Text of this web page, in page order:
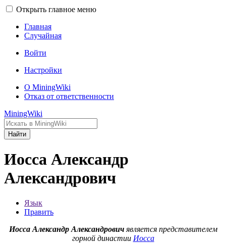
Открыть главное меню
Главная
Случайная
Войти
Настройки
О MiningWiki
Отказ от ответственности
MiningWiki
Найти
Иосса Александр
Александрович
Язык
Править
Иосса Александр Александровичявляется представителем
горной династии Иосса